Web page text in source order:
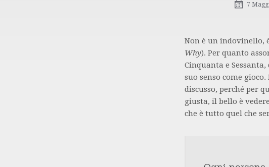
7
Non è un indovinello,
Why). Per quanto
Cinquanta e
suo senso come
discusso, perché per
giusta, il bello è
che è tutto quel che